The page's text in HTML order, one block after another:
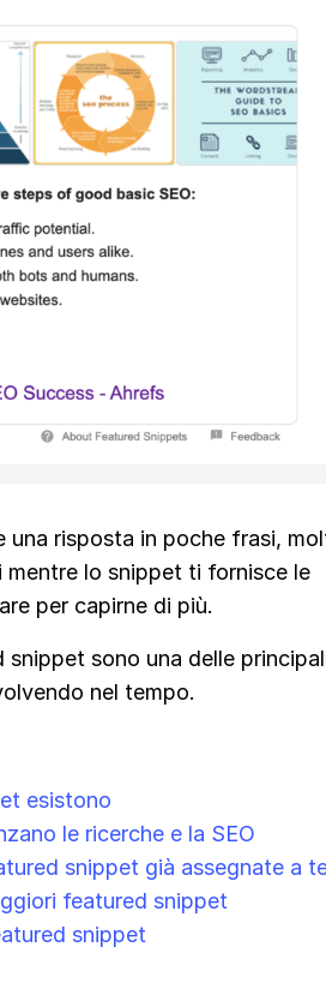
una risposta in poche frasi,
mentre lo snippet ti fornisce le
per capirne di più.
snippet sono una delle
nel tempo.
esistono
le ricerche e la SEO
snippet già assegnate a
featured snippet
snippet